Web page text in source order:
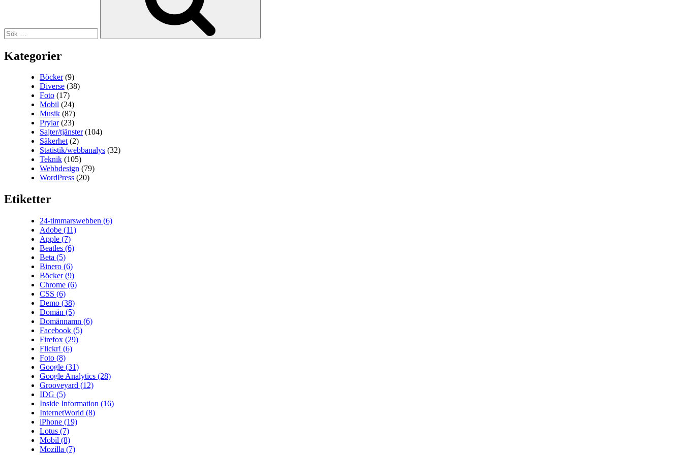
Kategorier
Böcker(9)
Diverse (38)
Foto (17)
Mobil (24)
Musik (87)
Prylar(23)
Sajter/tjänster(104)
Säkerhet(2)
Statistik/webbanalys (32)
Teknik (105)
Webbdesign (79)
WordPress (20)
Etiketter
24-timmarswebben (6)
Adobe (11)
Apple (7)
Beatles (6)
Beta (5)
Binero (6)
Böcker(9)
Chrome (6)
CSS (6)
Demo (38)
Domän (5)
Domännamn (6)
Facebook (5)
Firefox (29)
Flickr! (6)
Foto (8)
Google (31)
Google Analytics (28)
Grooveyard (12)
IDG (5)
Inside Information (16)
InternetWorld (8)
iPhone (19)
Lotus (7)
Mobil (8)
Mozilla (7)